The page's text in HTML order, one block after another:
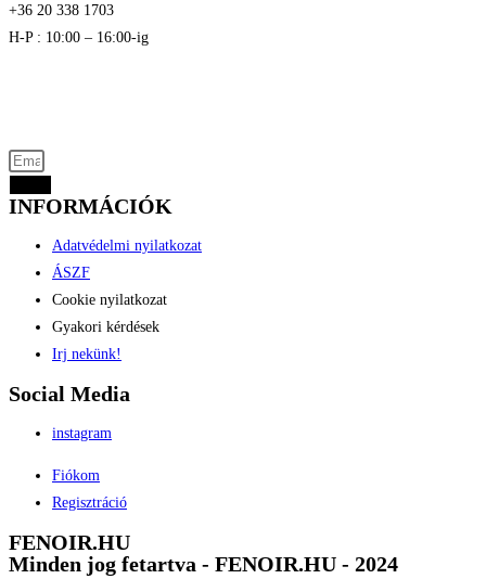
+36 20 338 1703
H-P : 10:00 – 16:00-ig
INFORMÁCIÓK
Adatvédelmi nyilatkozat
ÁSZF
Cookie nyilatkozat
Gyakori kérdések
Irj nekünk!
Social Media
instagram
Fiókom
Regisztráció
FENOIR.HU
Minden jog fetartva - FENOIR.HU - 2024